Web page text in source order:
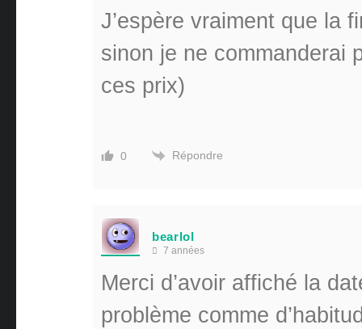
J’espère vraiment que la
sinon je ne
ces prix)
0 Répondre
bearlol
7 années
Merci d’avoir affiché la
problème comme